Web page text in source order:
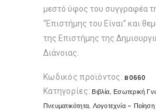
μεστό ύφος του συγγραφέα
“Επιστήμης του Είναι” και
της Επιστήμης της
Διάνοιας.
Κωδικός προϊόντος:B0660
Κατηγορίες: Βιβλία, Εσωτερική
Πνευματικότητα, Λογοτεχνία -